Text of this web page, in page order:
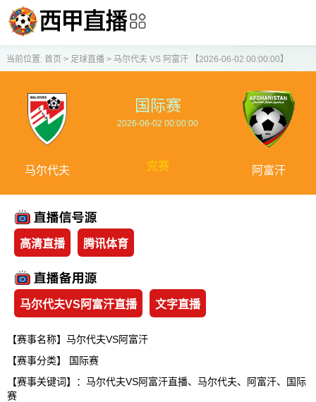
当前位置: 首页 > 足球直播> 马尔代夫 VS 阿富汗 【2026-06-02 00:00:00】
马尔代夫
国际赛
2026-06-02 00:00:00
完赛 阿富汗
高清直播 腾讯体育
马尔代夫VS阿富汗直播 文字直播
【赛事名称】马尔代夫VS阿富汗
【赛事分类】
国际赛
【赛事关键词】：马尔代夫VS阿富汗直播、马尔代夫、阿富汗、国际
赛